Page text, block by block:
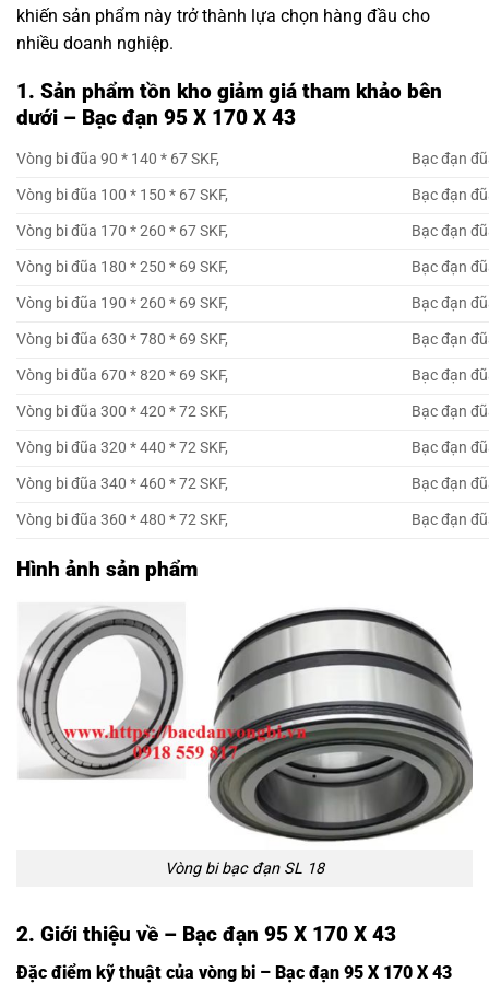
khiến sản phẩm này trở thành lựa chọn hàng đầu cho
nhiều doanh nghiệp.
1. Sản phẩm tồn kho giảm giá tham khảo bên
dưới – Bạc đạn 95 X 170 X 43
Vòng bi đũa 90 * 140 * 67 SKF,
Bạc đạn
Vòng bi đũa 100 * 150 * 67 SKF,
Bạc đạn
Vòng bi đũa 170 * 260 * 67 SKF,
Bạc đạn
Vòng bi đũa 180 * 250 * 69 SKF,
Bạc đạn
Vòng bi đũa 190 * 260 * 69 SKF,
Bạc đạn
Vòng bi đũa 630 * 780 * 69 SKF,
Bạc đạn
Vòng bi đũa 670 * 820 * 69 SKF,
Bạc đạn
Vòng bi đũa 300 * 420 * 72 SKF,
Bạc đạn
Vòng bi đũa 320 * 440 * 72 SKF,
Bạc đạn
Vòng bi đũa 340 * 460 * 72 SKF,
Bạc đạn
Vòng bi đũa 360 * 480 * 72 SKF,
Bạc đạn
Hình ảnh sản phẩm
Vòng bi bạc đạn SL 18
2. Giới thiệu về – Bạc đạn 95 X 170 X 43
Đặc điểm kỹ thuật của vòng bi – Bạc đạn 95 X 170 X 43